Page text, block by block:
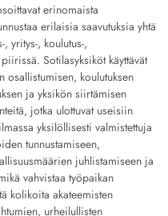
erinomaista
erilaisia saavutuksia yhtä
yritys-, koulutus-,
Sotilasyksiköt käyttävät
osallistumisen, koulutuksen
ja yksikön siirtämisen
jotka ulottuvat useisiin
yksilöllisesti valmistettuja
tunnustamiseen,
juhlistamiseen ja
vahvistaa työpaikan
kolikoita akateemisten
urheilullisten